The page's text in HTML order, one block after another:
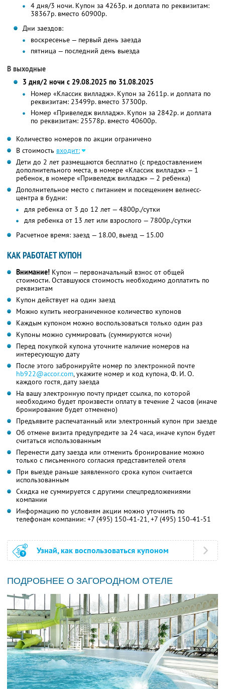
4 дня/3 ночи. Купон за 4263р. и доплата по реквизитам:
38367р. вместо 60900р.
Дни заездов:
воскресенье — первый день заезда
пятница — последний день выезда
В выходные
3 дня/2 ночи с 29.08.2025 по 31.08.2025
Номер «Классик вилладж». Купон за 2611р. и доплата по
реквизитам: 23499р. вместо 37300р.
Номер «Привеледж вилладж». Купон за 2842р. и доплата
по реквизитам: 25578р. вместо 40600р.
Количество номеров по акции ограничено
В стоимость входит:
Дети до 2 лет размещаются бесплатно (с предоставлением
дополнительного места, в номере «Классик вилладж» — 1
ребенок, в номере «Привеледж вилладж» — 2 ребенка)
Дополнительное место с питанием и посещением велнесс-
центра в будни:
для ребенка от 3 до 12 лет — 4800р./сутки
для ребенка от 13 лет или взрослого — 7800р./сутки
Расчетное время: заезд — 18.00, выезд — 15.00
КАК РАБОТАЕТ КУПОН
Внимание! Купон — первоначальный взнос от общей
стоимости. Оставшуюся стоимость необходимо доплатить по
реквизитам
Купон действует на один заезд
Можно купить неограниченное количество купонов
Каждым купоном можно воспользоваться только один раз
Купоны можно суммировать (суммируются ночи)
Перед покупкой купона уточните наличие номеров на
интересующую дату
После этого забронируйте номер по электронной почте
hb922@accor.com, укажите номер и код купона,Ф. И. О.
каждого гостя, дату заезда
На вашу электронную почту придет ссылка, по которой
необходимо будет произвести оплату в течение 2 часов (иначе
бронирование будет отменено)
Предъявите распечатанный или электронный купон при заезде
Об отмене визита предупредите за 24 часа, иначе купон будет
считаться использованным
Перенести дату заезда или отменить бронирование можно
только с письменного согласия представителей отеля
При выезде раньше заявленного срока купон считается
использованным
Скидка не суммируется с другими спецпредложениями
компании
Информацию по условиям акции можно уточнить по
телефонам компании: +7 (495) 150-41-21, +7 (495) 150-41-51
Узнай, как воспользоваться купоном
ПОДРОБНЕЕ О ЗАГОРОДНОМ ОТЕЛЕ